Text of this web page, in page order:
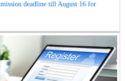
deadline till August 16 for